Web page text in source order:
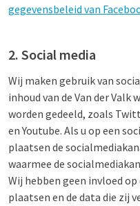
gegevensbeleid van
2. Social media
Wij maken gebruik van
inhoud van de Van der Valk
worden gedeeld, zoals
en Youtube. Als u op een
plaatsen de
waarmee de
Wij hebben geen invloed
plaatsen en de data die zij